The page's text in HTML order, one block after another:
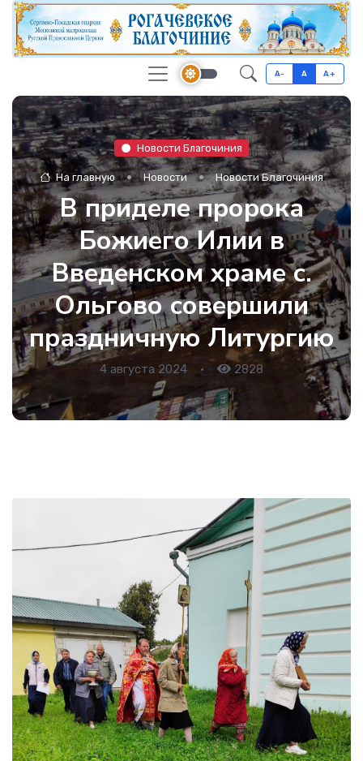
A- A A+
Новости Благочиния
На главную Новости Новости Благочиния
В приделе пророка
Божиего Илии в
Введенском храме с.
Ольгово совершили
праздничную Литургию
4 августа 2024 • 2828